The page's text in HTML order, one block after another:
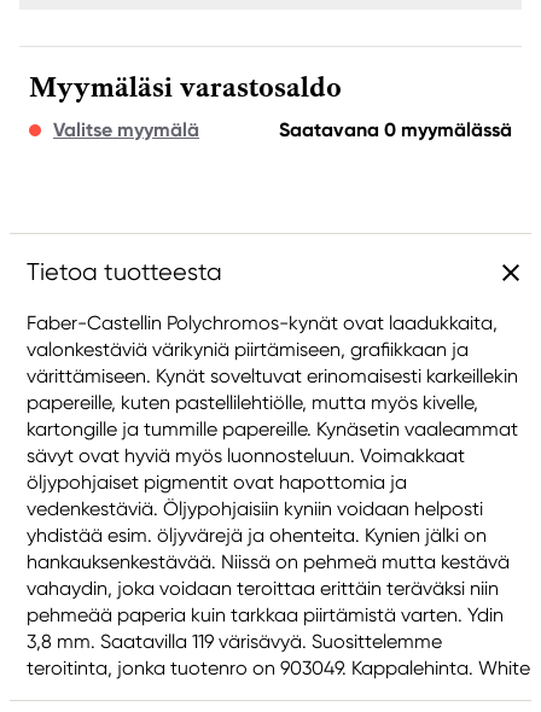
Myymäläsi varastosaldo
Valitse myymälä Saatavana 0 myymälässä
Tietoa tuotteesta
Faber-Castellin Polychromos-kynät ovat laadukkaita,
valonkestäviä värikyniä piirtämiseen, grafiikkaan ja
värittämiseen. Kynät soveltuvat erinomaisesti karkeillekin
papereille, kuten pastellilehtiölle, mutta myös kivelle,
kartongille ja tummille papereille. Kynäsetin vaaleammat
sävyt ovat hyviä myös luonnosteluun. Voimakkaat
öljypohjaiset pigmentit ovat hapottomia ja
vedenkestäviä. Öljypohjaisiin kyniin voidaan helposti
yhdistää esim. öljyvärejä ja ohenteita. Kynien jälki on
hankauksenkestävää. Niissä on pehmeä mutta kestävä
vahaydin, joka voidaan teroittaa erittäin teräväksi niin
pehmeää paperia kuin tarkkaa piirtämistä varten. Ydin
3,8 mm. Saatavilla 119 värisävyä. Suosittelemme
teroitinta, jonka tuotenro on 903049. Kappalehinta. White